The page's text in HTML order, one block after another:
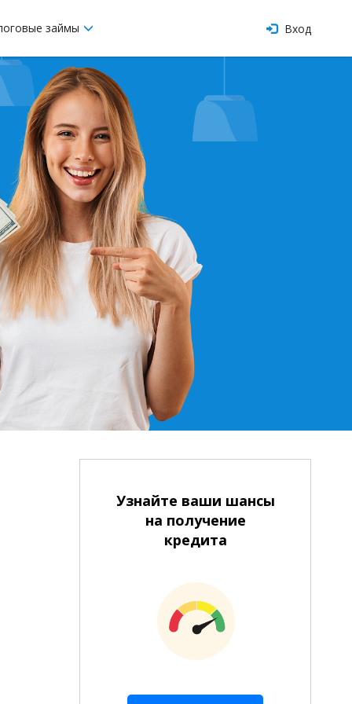
займы Вход
На банковский счет
Узнайте ваши шансы
на получение
кредита